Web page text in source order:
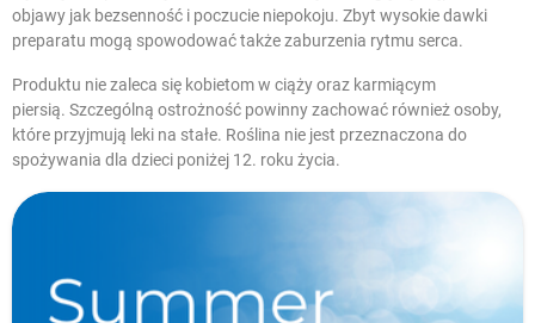
Krótka data
objawy jak bezsenność i poczucie niepokoju. Zbyt wysokie dawki
preparatu mogą spowodować także zaburzenia rytmu serca.
Produktu nie zaleca się kobietom w ciąży oraz karmiącym
piersią. Szczególną ostrożność powinny zachować również osoby,
które przyjmują leki na stałe. Roślina nie jest przeznaczona do
spożywania dla dzieci poniżej 12. roku życia.